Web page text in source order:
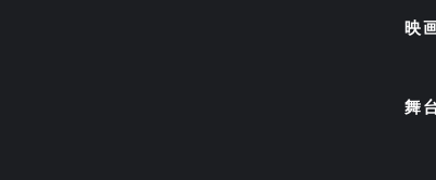
映
舞